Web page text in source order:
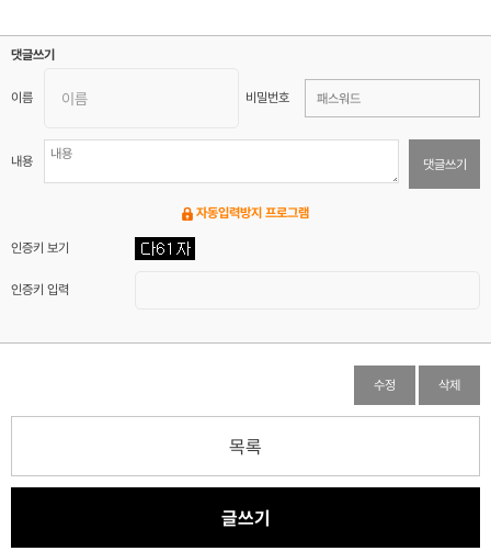
댓글쓰기
이름 비밀번호
내용 댓글쓰기
자동입력방지 프로그램
인증키 보기
인증키 입력
수정 삭제
목록
글쓰기